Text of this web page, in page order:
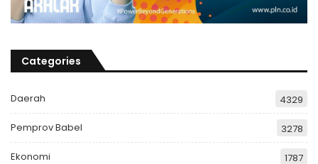
Categories
Daerah 4329
Pemprov Babel 3278
Ekonomi 1787